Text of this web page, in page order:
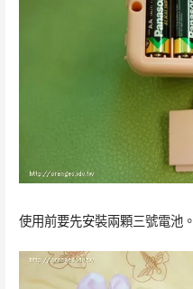
使用前要先安裝兩顆三號電池。